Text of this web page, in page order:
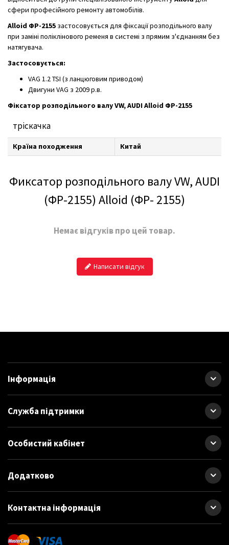
сфери професійного ремонту автомобілів.
Alloid ФР-2155 застосовується для фіксації розподільного валу
при заміні поліклінового ременя в системі з прямим з'єднанням без
натягувача.
Застосовується:
VAG 1.2 TSI (з ланцюговим приводом)
Двигуни VAG з 2009 р.в.
Фіксатор розподільного валу VW, AUDI Alloid ФР-2155
тріскачка
Країна походження Китай
Фиксатор розподільного валу VW, AUDI
(ФР-2155) Alloid (ФР- 2155)
Немає відгуків про цей товар.
Написати відгук
Інформація
Служба підтримки
Особистий кабінет
Додатково
Контактна інформація